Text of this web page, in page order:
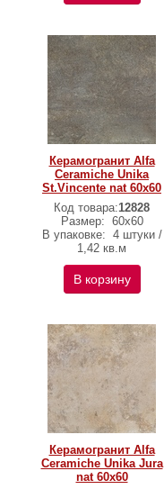
Керамогранит Alfa
Ceramiche Unika
St.Vincente nat 60х60
Код товара:12828
Размер: 60х60
В упаковке: 4 штуки /
1,42 кв.м
В корзину
Керамогранит Alfa
Ceramiche Unika Jura
nat 60х60